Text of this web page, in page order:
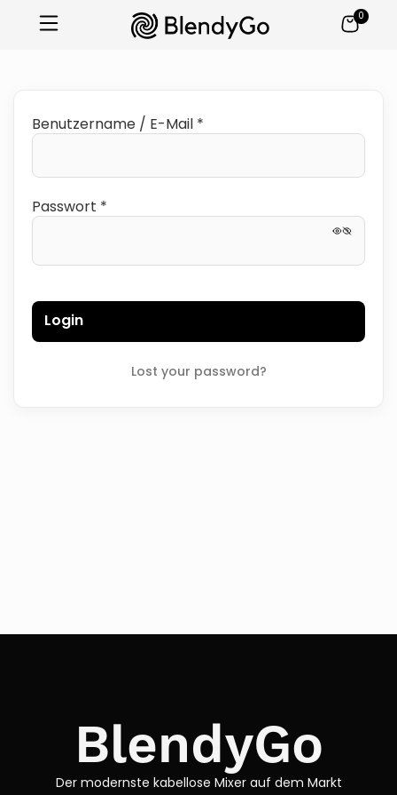
0
Benutzername / E-Mail *
Passwort *
Login
Lost your password?
BlendyGo
Der modernste kabellose Mixer auf dem Markt